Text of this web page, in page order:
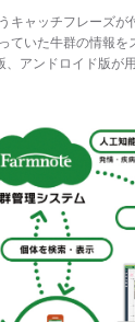
キャッチフレーズが
ていた牛群の情報を
アンドロイド版が